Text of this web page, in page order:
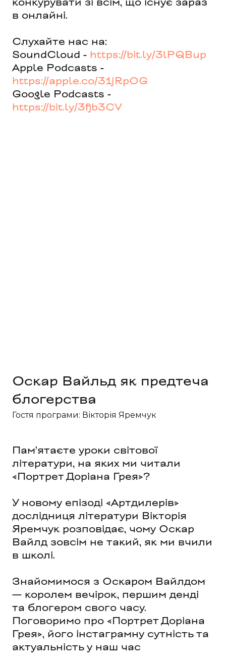
в онлайні.
Слухайте нас на:
SoundCloud - https://bit.ly/3lPQBup
Apple Podcasts -
https://apple.co/31jRpOG
Google Podcasts -
https://bit.ly/3fjb3CV
Оскар Вайльд як предтеча
блогерства
Гостя програми: Вікторія Яремчук
Пам'ятаєте уроки світової
літератури, на яких ми читали
«Портрет Доріана Грея»?
У новому епізоді «Артдилерів»
дослідниця літератури Вікторія
Яремчук розповідає, чому Оскар
Вайлд зовсім не такий, як ми вчили
в школі.
Знайомимося з Оскаром Вайлдом
— королем вечірок, першим денді
та блогером свого часу.
Поговоримо про «Портрет Доріана
Грея», його інстаграмну сутність та
актуальність у наш час